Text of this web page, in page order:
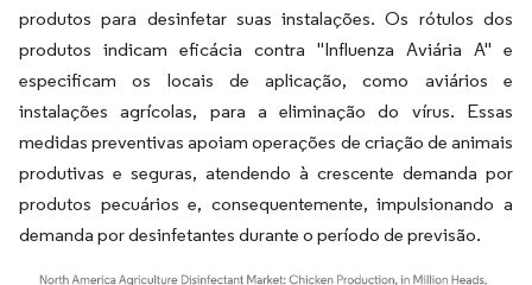
produtos para desinfetar suas instalações. Os rótulos dos
produtos indicam eficácia contra "Influenza Aviária A" e
especificam os locais de aplicação, como aviários e
instalações agrícolas, para a eliminação do vírus. Essas
medidas preventivas apoiam operações de criação de animais
produtivas e seguras, atendendo à crescente demanda por
produtos pecuários e, consequentemente, impulsionando a
demanda por desinfetantes durante o período de previsão.